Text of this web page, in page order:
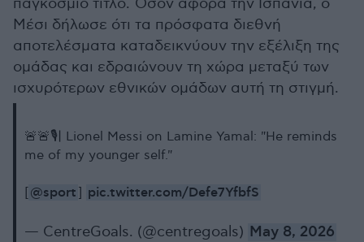
παγκόσμιο τίτλο. Όσον αφορά την Ισπανία, ο
Μέσι δήλωσε ότι τα πρόσφατα διεθνή
αποτελέσματα καταδεικνύουν την εξέλιξη της
ομάδας και εδραιώνουν τη χώρα μεταξύ των
ισχυρότερων εθνικών ομάδων αυτή τη στιγμή.
🚨🚨🎙️| Lionel Messi on Lamine Yamal: "He reminds
me of my younger self."
[@sport ] pic.twitter.com/Defe7YfbfS
— CentreGoals. (@centregoals) May 8, 2026